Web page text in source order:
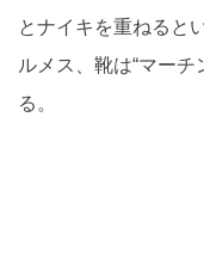
とナイキを重ねると
ルメス、靴は“マー
る。